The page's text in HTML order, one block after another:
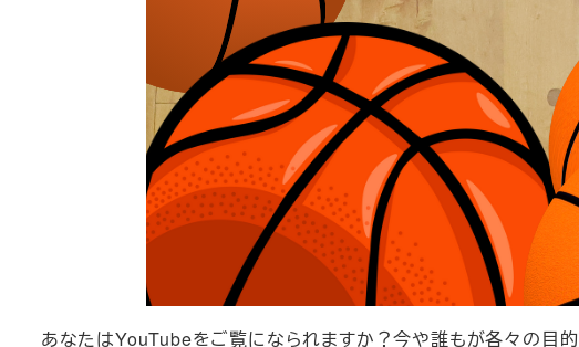
あなたはYouTubeをご覧になられますか？今や誰もが各々の目